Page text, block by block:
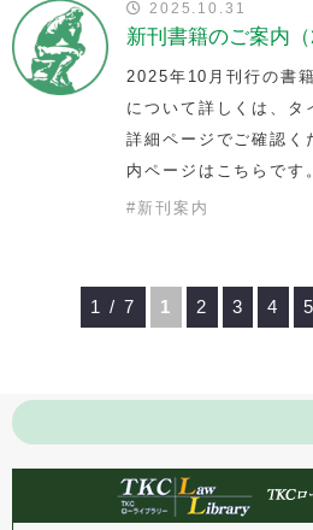
2025.10.31
新刊書籍のご案内（
2025年10月刊行の書
について詳しくは、タ
詳細ページでご確認く
内ページはこちらです
# 新刊案内
1 / 7 1 2 3 4 5